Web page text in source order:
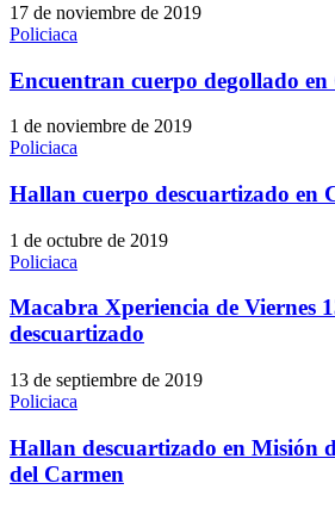
17 de noviembre de 2019
Policiaca
Encuentran cuerpo degollado en
1 de noviembre de 2019
Policiaca
Hallan cuerpo descuartizado en
1 de octubre de 2019
Policiaca
Macabra Xperiencia de Viernes
descuartizado
13 de septiembre de 2019
Policiaca
Hallan descuartizado en Misión
del Carmen